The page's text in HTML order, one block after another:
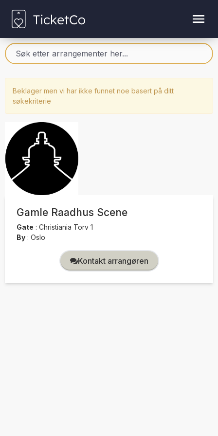
Beklager men vi har ikke funnet noe basert på ditt
søkekriterie
Gamle Raadhus Scene
Gate : Christiania Torv 1
By : Oslo
Kontakt arrangøren